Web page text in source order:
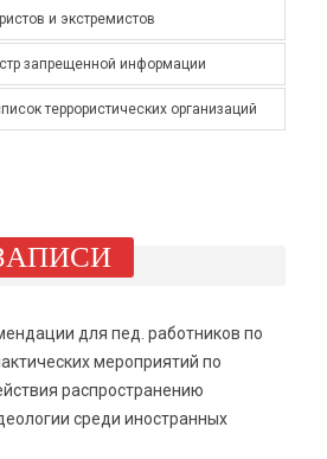
и экстремистов
запрещенной информации
террористических организаций
для пед. работников по
мероприятий по
распространению
среди иностранных